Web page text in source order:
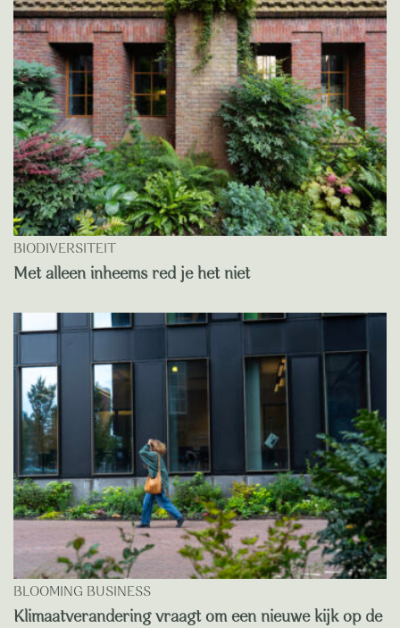
BIODIVERSITEIT
Met alleen inheems red je het niet
BLOOMING BUSINESS
Klimaatverandering vraagt om een nieuwe kijk op de